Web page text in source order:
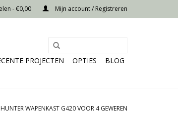
- €0,00 Mijn account / Registreren
PROJECTEN OPTIES BLOG
HUNTER WAPENKAST G420 VOOR 4 GEWEREN